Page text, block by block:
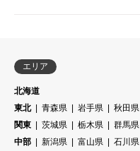
エリア
北海道
東北
青森県 岩手県 秋田県
関東
茨城県 栃木県 群馬県
中部
新潟県 富山県 石川県